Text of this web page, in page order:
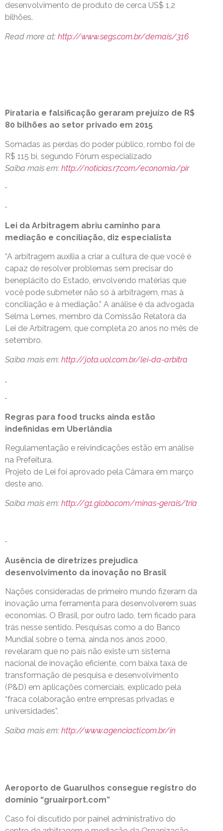
desenvolvimento de produto de cerca US$ 1,2
bilhões.
Read more at: http://www.segs.com.br/demais/316
Pirataria e falsificação geraram prejuízo de R$
80 bilhões ao setor privado em 2015
Somadas as perdas do poder público, rombo foi de
R$ 115 bi, segundo Fórum especializado
Saiba mais em: http://noticias.r7.com/economia/pir
Lei da Arbitragem abriu caminho para
mediação e conciliação, diz especialista
“A arbitragem auxilia a criar a cultura de que você é
capaz de resolver problemas sem precisar do
beneplácito do Estado, envolvendo matérias que
você pode submeter não só à arbitragem, mas à
conciliação e à mediação.” A análise é da advogada
Selma Lemes, membro da Comissão Relatora da
Lei de Arbitragem, que completa 20 anos no mês de
setembro.
Saiba mais em: http://jota.uol.com.br/lei-da-arbitra
Regras para food trucks ainda estão
indefinidas em Uberlândia
Regulamentação e reivindicações estão em análise
na Prefeitura.
Projeto de Lei foi aprovado pela Câmara em março
deste ano.
Saiba mais em: http://g1.globo.com/minas-gerais/tria
Ausência de diretrizes prejudica
desenvolvimento da inovação no Brasil
Nações consideradas de primeiro mundo fizeram da
inovação uma ferramenta para desenvolverem suas
economias. O Brasil, por outro lado, tem ficado para
trás nesse sentido. Pesquisas como a do Banco
Mundial sobre o tema, ainda nos anos 2000,
revelaram que no país não existe um sistema
nacional de inovação eficiente, com baixa taxa de
transformação de pesquisa e desenvolvimento
(P&D) em aplicações comerciais, explicado pela
“fraca colaboração entre empresas privadas e
universidades”.
Saiba mais em: http://www.agenciacti.com.br/in
Aeroporto de Guarulhos consegue registro do
domínio “gruairport.com”
Caso foi discutido por painel administrativo do